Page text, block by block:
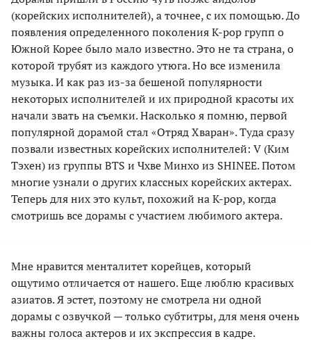
(корейских исполнителей), а точнее, с их помощью. До
появления определенного поколения K-pop групп о
Южной Корее было мало известно. Это не та страна, о
которой трубят из каждого утюга. Но все изменила
музыка. И как раз из-за бешеной популярности
некоторых исполнителей и их природной красоты их
начали звать на съемки. Насколько я помню, первой
популярной дорамой стал «Отряд Хваран». Туда сразу
позвали известных корейских исполнителей: V (Ким
Тэхен) из группы BTS и Чхве Минхо из SHINEE. Потом
многие узнали о других классных корейских актерах.
Теперь для них это культ, похожий на K-pop, когда
смотришь все дорамы с участием любимого актера.
Мне нравится менталитет корейцев, который
ощутимо отличается от нашего. Еще люблю красивых
азиатов. Я эстет, поэтому не смотрела ни одной
дорамы с озвучкой — только субтитры, для меня очень
важны голоса актеров и их экспрессия в кадре.